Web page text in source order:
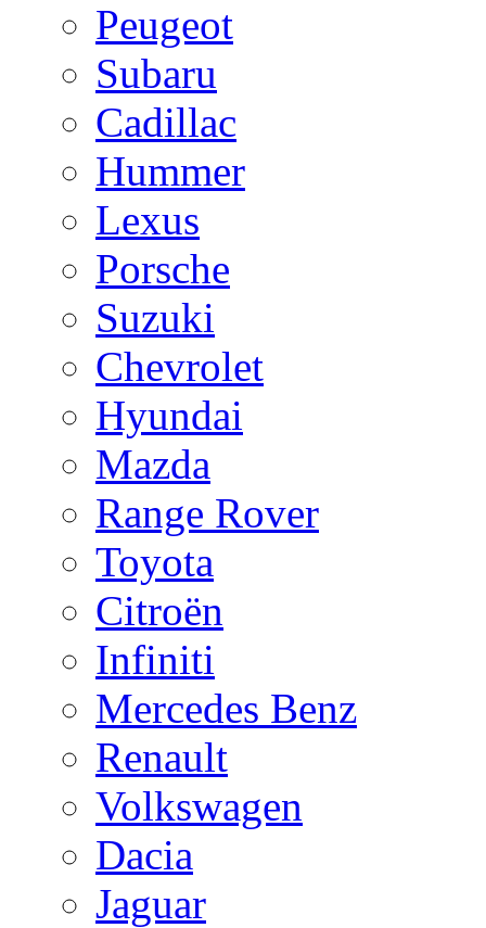
Peugeot
Subaru
Cadillac
Hummer
Lexus
Porsche
Suzuki
Chevrolet
Hyundai
Mazda
Range Rover
Toyota
Citroën
Infiniti
Mercedes Benz
Renault
Volkswagen
Dacia
Jaguar